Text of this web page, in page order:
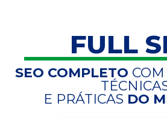
FULL
SEO COMPLETO COM
E PRÁTICAS DO